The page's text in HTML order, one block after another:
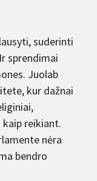
suderinti
sprendimai
Juolab
kur dažnai
kaip reikiant.
nėra
bendro